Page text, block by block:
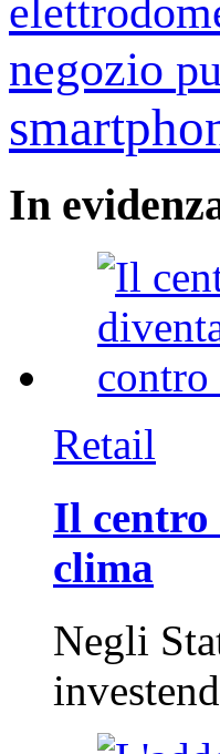
negozio
In
Retail
Il centro
clima
Negli